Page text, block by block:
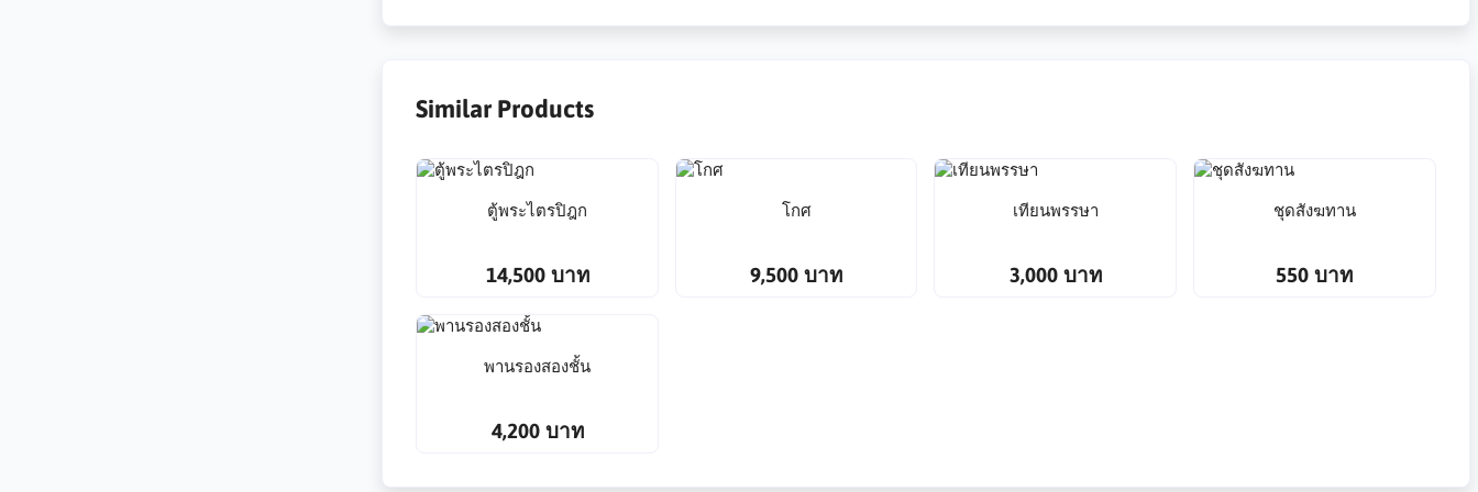
Similar Products
ตู้พระไตรปิฎก
14,500 บาท
โกศ
9,500 บาท
เทียนพรรษา
3,000 บาท
ชุดสังฆทาน
550 บาท
พานรองสองชั้น
4,200 บาท